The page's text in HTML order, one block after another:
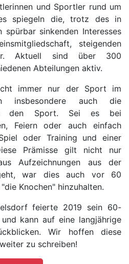
und Sportler rund um
spiegeln die, trotz des in
spürbar sinkenden Interesses
steigenden
Aktuell sind über 300
Abteilungen aktiv.
immer nur der Sport im
insbesondere auch die
den Sport. Sei es bei
Feiern oder auch einfach
oder Training und einer
Prämisse gilt nicht nur
Aufzeichnungen aus der
war dies auch vor 60
Knochen" hinzuhalten.
feierte 2019 sein 60-
kann auf eine langjährige
Wir hoffen diese
zu schreiben!